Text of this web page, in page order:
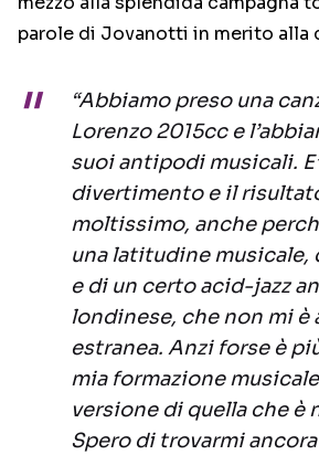
parole di Jovanotti in merito alla
“Abbiamo preso una
Lorenzo 2015cc e
suoi antipodi musicali.
divertimento e il
moltissimo, anche
una latitudine musicale,
e di un certo acid-jazz
londinese, che non mi è
estranea. Anzi forse è
mia formazione
versione di quella che è
Spero di trovarmi